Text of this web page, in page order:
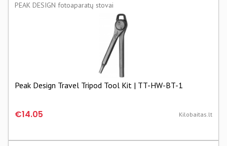
PEAK DESIGN fotoaparatų stovai
Peak Design Travel Tripod Tool Kit | TT-HW-BT-1
€14.05 Kilobaitas.lt